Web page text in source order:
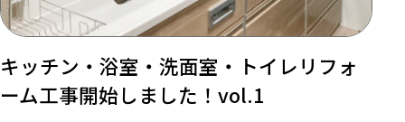
キッチン・浴室・洗面室・トイレリフォ
ーム工事開始しました！vol.1